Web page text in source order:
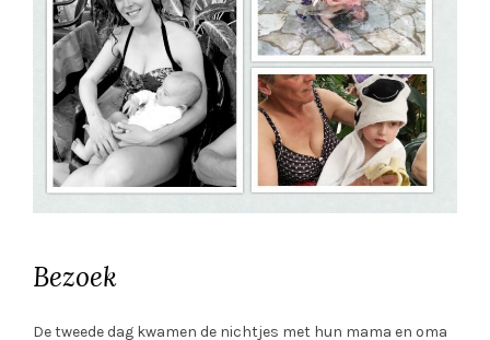
Bezoek
De tweede dag kwamen de nichtjes met hun mama en oma